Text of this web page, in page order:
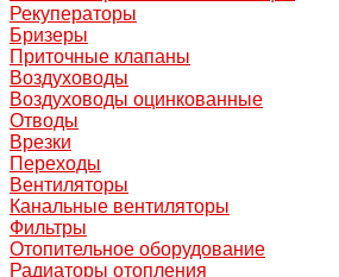
Рекуператоры
Бризеры
Приточные клапаны
Воздуховоды
Воздуховоды оцинкованные
Отводы
Врезки
Переходы
Вентиляторы
Канальные вентиляторы
Фильтры
Отопительное оборудование
Радиаторы отопления